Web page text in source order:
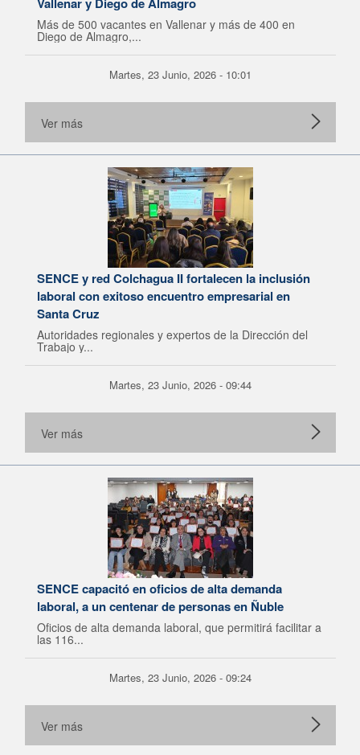
Más de 500 vacantes en Vallenar y más de 400 en
Diego de Almagro,...
Martes, 23 Junio, 2026 - 10:01
Ver más
SENCE y red Colchagua II fortalecen la inclusión
laboral con exitoso encuentro empresarial en
Santa Cruz
Autoridades regionales y expertos de la Dirección del
Trabajo y...
Martes, 23 Junio, 2026 - 09:44
Ver más
SENCE capacitó en oficios de alta demanda
laboral, a un centenar de personas en Ñuble
Oficios de alta demanda laboral, que permitirá facilitar a
las 116...
Martes, 23 Junio, 2026 - 09:24
Ver más